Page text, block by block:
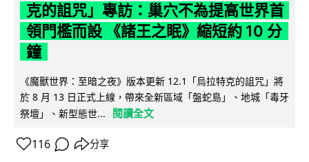
克的詛咒」專訪：巢穴不為提高世界首
領門檻而設 《諸王之眠》縮短約 10 分
鐘
《魔獸世界：至暗之夜》版本更新 12.1「烏拉特克的詛咒」將
於 8 月 13 日正式上線，帶來全新區域「盤蛇島」、地城「毒牙
祭壇」、新型態世...
閱讀全文
116 分享